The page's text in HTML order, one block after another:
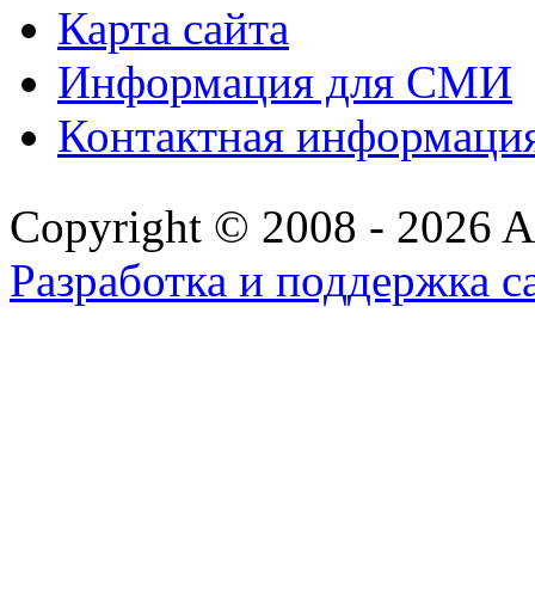
Карта сайта
Информация для СМИ
Контактная
Copyright © 2008 - 2026
Разработка и поддержка